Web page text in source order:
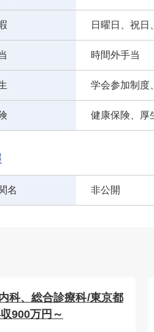
日曜日、祝日
時間外手当
学会参加制度
健康保険、厚
名 非公開
科、総合診療科/東京都
900万円～